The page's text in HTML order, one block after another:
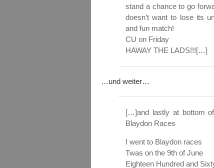
stand a chance to go
doesn’t want to lose its
and fun match!
CU on Friday
HAWAY THE LADS!!![…]
…und weiter…
[…]and lastly at bottom
Blaydon Races
I went to Blaydon races
Twas on the 9th of June
Eighteen Hundred and